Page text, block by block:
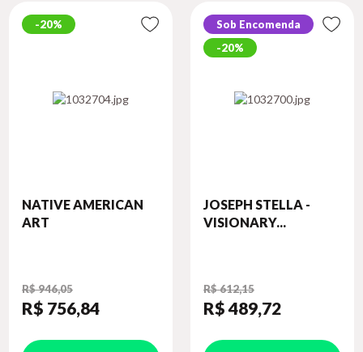
20%
NATIVE AMERICAN
ART
R$ 946,05
R$ 756,84
Sob Encomenda
20%
JOSEPH STELLA -
VISIONARY...
R$ 612,15
R$ 489,72